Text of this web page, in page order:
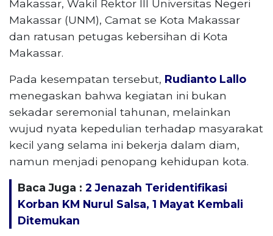
Makassar, Wakil Rektor III Universitas Negeri
Makassar (UNM), Camat se Kota Makassar
dan ratusan petugas kebersihan di Kota
Makassar.
Pada kesempatan tersebut, Rudianto Lallo
menegaskan bahwa kegiatan ini bukan
sekadar seremonial tahunan, melainkan
wujud nyata kepedulian terhadap masyarakat
kecil yang selama ini bekerja dalam diam,
namun menjadi penopang kehidupan kota.
Baca Juga : 2 Jenazah Teridentifikasi
Korban KM Nurul Salsa, 1 Mayat Kembali
Ditemukan